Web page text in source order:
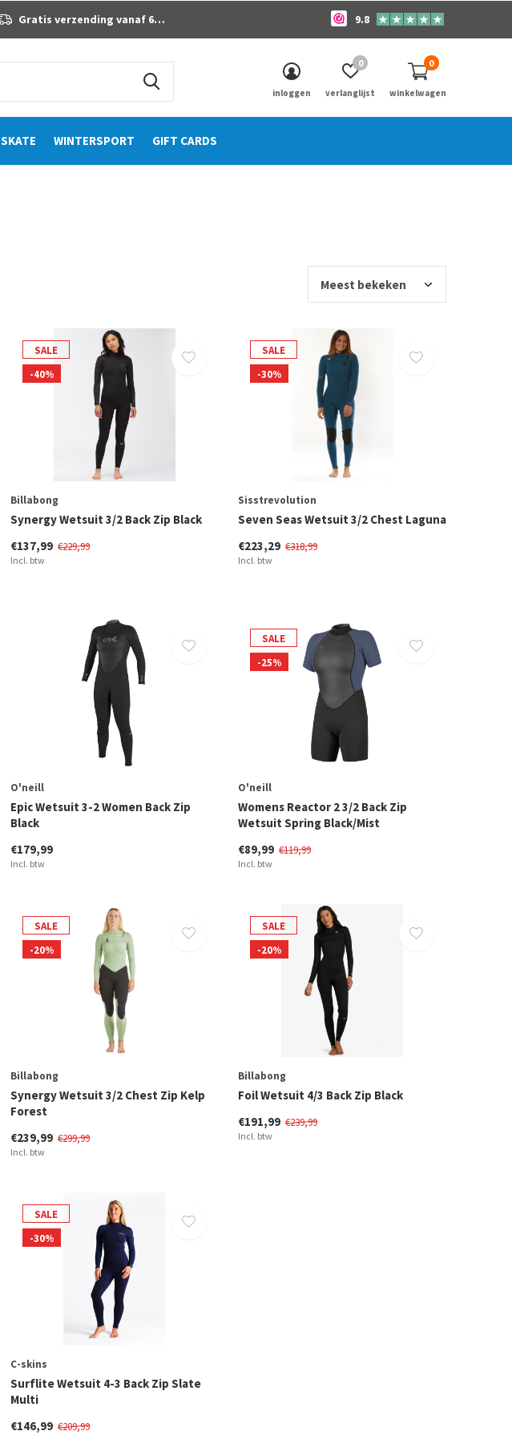
SKATE WINTERSPORT GIFT CARDS
inloggen verlanglijst
0
winkelwagen
0
Gratis verzending vanaf 60 euro 9.8
SALE
-40%
Billabong
Synergy Wetsuit 3/2 Back Zip Black
€137,99 €229,99
Incl. btw
SALE
-30%
Sisstrevolution
Seven Seas Wetsuit 3/2 Chest Laguna
€223,29 €318,99
Incl. btw
O'neill
Epic Wetsuit 3-2 Women Back Zip
Black
€179,99
Incl. btw
SALE
-25%
O'neill
Womens Reactor 2 3/2 Back Zip
Wetsuit Spring Black/Mist
€89,99 €119,99
Incl. btw
SALE
-20%
Billabong
Synergy Wetsuit 3/2 Chest Zip Kelp
Forest
€239,99 €299,99
Incl. btw
SALE
-20%
Billabong
Foil Wetsuit 4/3 Back Zip Black
€191,99 €239,99
Incl. btw
SALE
-30%
C-skins
Surflite Wetsuit 4-3 Back Zip Slate
Multi
€146,99 €209,99